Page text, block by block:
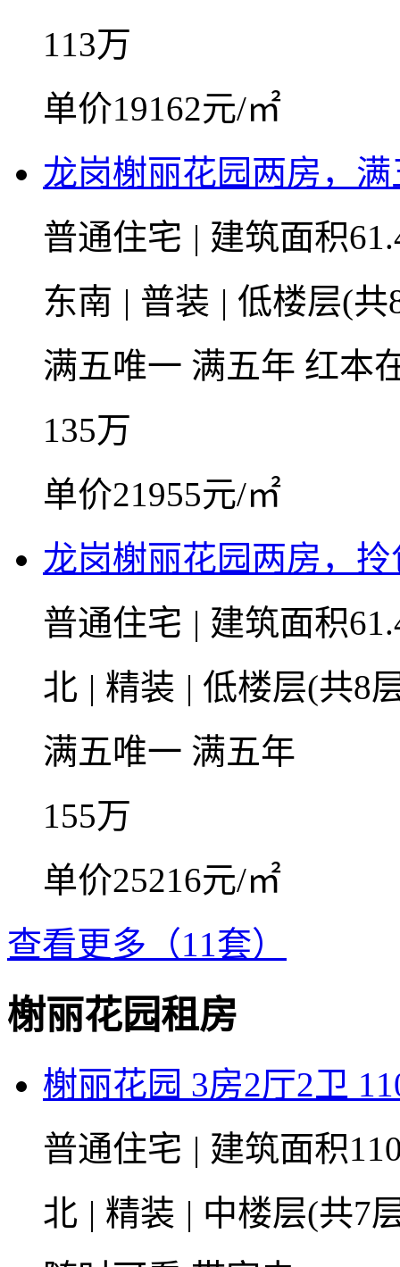
113万
单价19162元/㎡
龙岗榭丽花园两房，
普通住宅 | 建筑面积
东南 | 普装 | 低楼层(
满五唯一 满五年 红本
135万
单价21955元/㎡
龙岗榭丽花园两房，
普通住宅 | 建筑面积
北 | 精装 | 低楼层(共8
满五唯一 满五年
155万
单价25216元/㎡
查看更多（11套）
榭丽花园租房
榭丽花园 3房2厅2卫
普通住宅 | 建筑面积
北 | 精装 | 中楼层(共7